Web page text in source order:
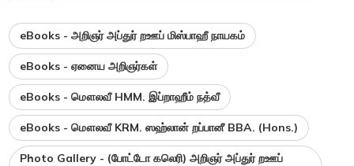
eBooks - அறிஞர் அப்துர் றஊப் மிஸ்பாஹீ நாயகம்
eBooks - ஏனைய அறிஞர்கள்
eBooks - மௌலவீ HMM. இப்றாஹீம் நத்வீ
eBooks - மௌலவீ KRM. ஸஹ்லான் றப்பானீ BBA. (Hons.)
Photo Gallery - (போட்டோ கலெரி) அறிஞர் அப்துர் றஊப்